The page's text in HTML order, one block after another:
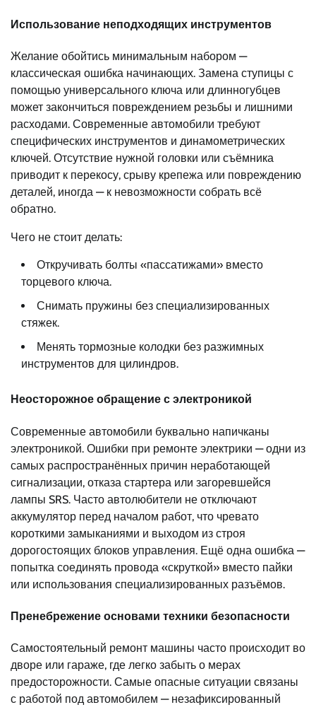
Использование неподходящих инструментов
Желание обойтись минимальным набором —
классическая ошибка начинающих. Замена ступицы с
помощью универсального ключа или длинногубцев
может закончиться повреждением резьбы и лишними
расходами. Современные автомобили требуют
специфических инструментов и динамометрических
ключей. Отсутствие нужной головки или съёмника
приводит к перекосу, срыву крепежа или повреждению
деталей, иногда — к невозможности собрать всё
обратно.
Чего не стоит делать:
Откручивать болты «пассатижами» вместо
торцевого ключа.
Снимать пружины без специализированных
стяжек.
Менять тормозные колодки без разжимных
инструментов для цилиндров.
Неосторожное обращение с электроникой
Современные автомобили буквально напичканы
электроникой. Ошибки при ремонте электрики — одни из
самых распространённых причин неработающей
сигнализации, отказа стартера или загоревшейся
лампы SRS. Часто автолюбители не отключают
аккумулятор перед началом работ, что чревато
короткими замыканиями и выходом из строя
дорогостоящих блоков управления. Ещё одна ошибка —
попытка соединять провода «скруткой» вместо пайки
или использования специализированных разъёмов.
Пренебрежение основами техники безопасности
Самостоятельный ремонт машины часто происходит во
дворе или гараже, где легко забыть о мерах
предосторожности. Самые опасные ситуации связаны
с работой под автомобилем — незафиксированный